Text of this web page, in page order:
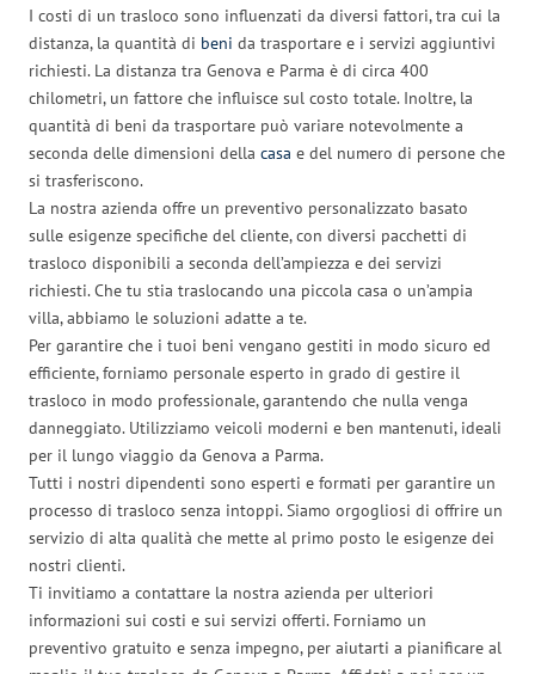
I costi di un trasloco sono influenzati da diversi fattori, tra cui la
distanza, la quantità di beni da trasportare e i servizi aggiuntivi
richiesti. La distanza tra Genova e Parma è di circa 400
chilometri, un fattore che influisce sul costo totale. Inoltre, la
quantità di beni da trasportare può variare notevolmente a
seconda delle dimensioni della casa e del numero di persone che
si trasferiscono.
La nostra azienda offre un preventivo personalizzato basato
sulle esigenze specifiche del cliente, con diversi pacchetti di
trasloco disponibili a seconda dell’ampiezza e dei servizi
richiesti. Che tu stia traslocando una piccola casa o un’ampia
villa, abbiamo le soluzioni adatte a te.
Per garantire che i tuoi beni vengano gestiti in modo sicuro ed
efficiente, forniamo personale esperto in grado di gestire il
trasloco in modo professionale, garantendo che nulla venga
danneggiato. Utilizziamo veicoli moderni e ben mantenuti, ideali
per il lungo viaggio da Genova a Parma.
Tutti i nostri dipendenti sono esperti e formati per garantire un
processo di trasloco senza intoppi. Siamo orgogliosi di offrire un
servizio di alta qualità che mette al primo posto le esigenze dei
nostri clienti.
Ti invitiamo a contattare la nostra azienda per ulteriori
informazioni sui costi e sui servizi offerti. Forniamo un
preventivo gratuito e senza impegno, per aiutarti a pianificare al